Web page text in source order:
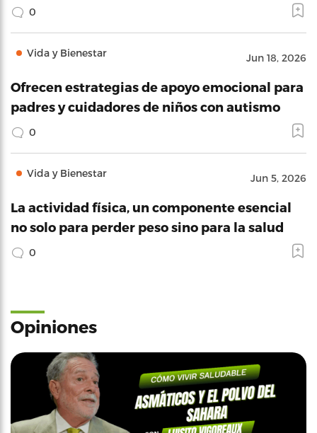
0
Vida y Bienestar Jun 18, 2026
Ofrecen estrategias de apoyo emocional para
padres y cuidadores de niños con autismo
0
Vida y Bienestar Jun 5, 2026
La actividad física, un componente esencial
no solo para perder peso sino para la salud
0
Opiniones